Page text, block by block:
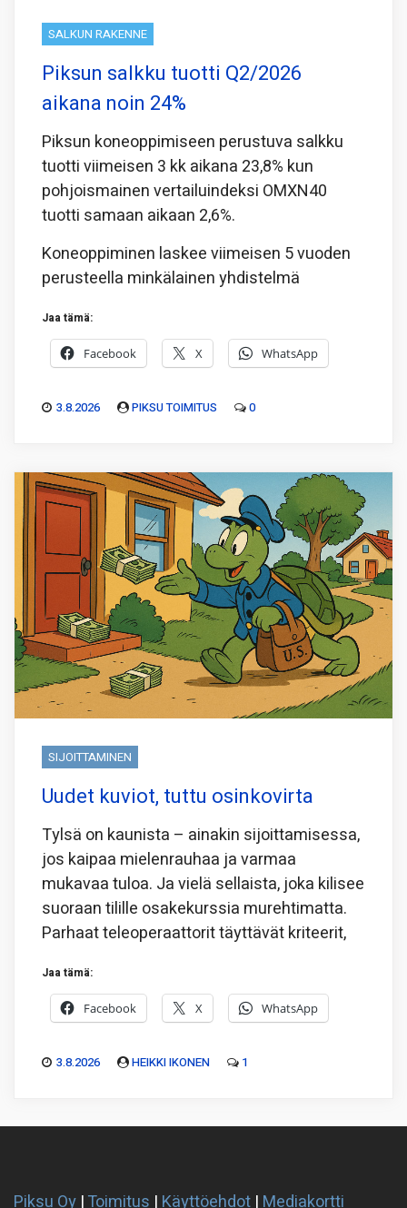
SALKUN RAKENNE
Piksun salkku tuotti Q2/2026
aikana noin 24%
Piksun koneoppimiseen perustuva salkku
tuotti viimeisen 3 kk aikana 23,8% kun
pohjoismainen vertailuindeksi OMXN40
tuotti samaan aikaan 2,6%.
Koneoppiminen laskee viimeisen 5 vuoden
perusteella minkälainen yhdistelmä
Jaa tämä:
Facebook X WhatsApp
3.8.2026 PIKSU TOIMITUS 0
SIJOITTAMINEN
Uudet kuviot, tuttu osinkovirta
Tylsä on kaunista – ainakin sijoittamisessa,
jos kaipaa mielenrauhaa ja varmaa
mukavaa tuloa. Ja vielä sellaista, joka kilisee
suoraan tilille osakekurssia murehtimatta.
Parhaat teleoperaattorit täyttävät kriteerit,
Jaa tämä:
Facebook X WhatsApp
3.8.2026 HEIKKI IKONEN 1
Piksu Oy |Toimitus | Käyttöehdot | Mediakortti